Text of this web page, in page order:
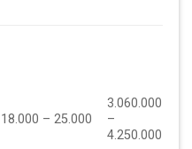
18.000 – 25.000
3.060.000
–
4.250.000